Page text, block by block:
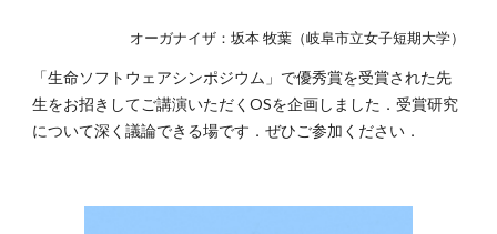
オーガナイザ：坂本 牧葉（岐阜市立女子短期大学）
「生命ソフトウェアシンポジウム」で優秀賞を受賞された先
生をお招きしてご講演いただくOSを企画しました．受賞研究
について深く議論できる場です．ぜひご参加ください．